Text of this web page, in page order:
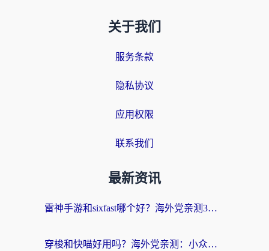
关于我们
服务条款
隐私协议
应用权限
联系我们
最新资讯
雷神手游和sixfast哪个好？海外党亲测3款回国加速器，教你选对不踩坑
穿梭和快喵好用吗？海外党亲测：小众加速器对比+番茄加速器深度体验